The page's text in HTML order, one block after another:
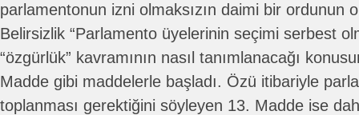
parlamentonun izni olmaksızın daimi bir ordunun
Belirsizlik “Parlamento üyelerinin seçimi serbest
“özgürlük” kavramının nasıl tanımlanacağı
Madde gibi maddelerle başladı. Özü itibariyle
toplanması gerektiğini söyleyen 13. Madde ise